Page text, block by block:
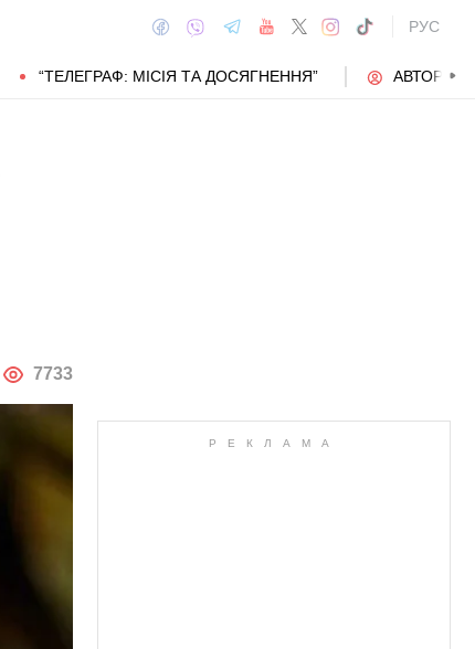
РУС
“ТЕЛЕГРАФ: МІСІЯ ТА ДОСЯГНЕННЯ” АВТОРИ
АВТОР
7733